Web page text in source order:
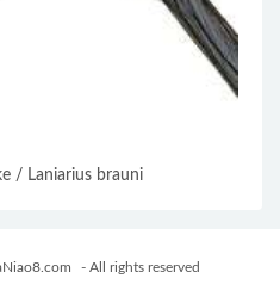
/ Laniarius brauni
- All rights reserved